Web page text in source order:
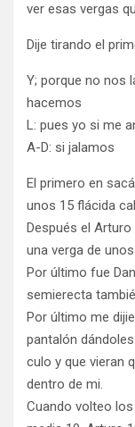
ver esas vergas
Dije tirando el
Y; porque no nos
hacemos
L: pues yo si me
A-D: si jalamos
El primero en
unos 15 flácida
Después el
una verga de
Por último fue
semierecta
Por último me
pantalón
culo y que vieran
dentro de mi.
Cuando volteo